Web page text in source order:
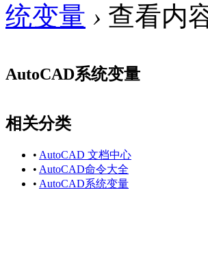
统变量 › 查看内
AutoCAD系统变量
相关分类
• AutoCAD 文档中心
• AutoCAD命令大全
• AutoCAD系统变量